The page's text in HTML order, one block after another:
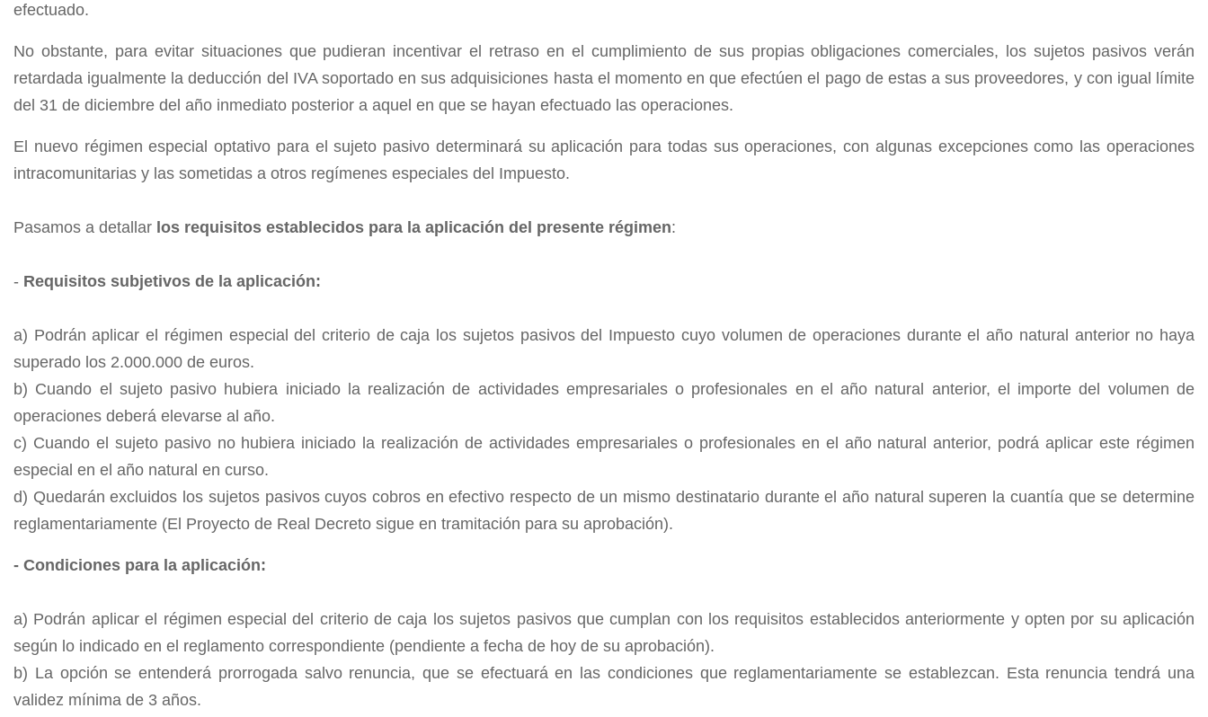
efectuado.
No obstante, para evitar situaciones que pudieran incentivar el retraso en el cumplimiento de sus propias obligaciones comerciales, los sujetos pasivos verán
retardada igualmente la deducción del IVA soportado en sus adquisiciones hasta el momento en que efectúen el pago de estas a sus proveedores, y con igual límite
del 31 de diciembre del año inmediato posterior a aquel en que se hayan efectuado las operaciones.
El nuevo régimen especial optativo para el sujeto pasivo determinará su aplicación para todas sus operaciones, con algunas excepciones como las operaciones
intracomunitarias y las sometidas a otros regímenes especiales del Impuesto.
Pasamos a detallar los requisitos establecidos para la aplicación del presente régimen:
- Requisitos subjetivos de la aplicación:
a) Podrán aplicar el régimen especial del criterio de caja los sujetos pasivos del Impuesto cuyo volumen de operaciones durante el año natural anterior no haya
superado los 2.000.000 de euros.
b) Cuando el sujeto pasivo hubiera iniciado la realización de actividades empresariales o profesionales en el año natural anterior, el importe del volumen de
operaciones deberá elevarse al año.
c) Cuando el sujeto pasivo no hubiera iniciado la realización de actividades empresariales o profesionales en el año natural anterior, podrá aplicar este régimen
especial en el año natural en curso.
d) Quedarán excluidos los sujetos pasivos cuyos cobros en efectivo respecto de un mismo destinatario durante el año natural superen la cuantía que se determine
reglamentariamente (El Proyecto de Real Decreto sigue en tramitación para su aprobación).
- Condiciones para la aplicación:
a) Podrán aplicar el régimen especial del criterio de caja los sujetos pasivos que cumplan con los requisitos establecidos anteriormente y opten por su aplicación
según lo indicado en el reglamento correspondiente (pendiente a fecha de hoy de su aprobación).
b) La opción se entenderá prorrogada salvo renuncia, que se efectuará en las condiciones que reglamentariamente se establezcan. Esta renuncia tendrá una
validez mínima de 3 años.